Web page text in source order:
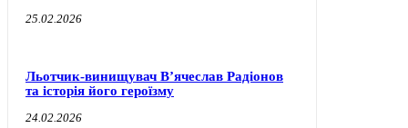
25.02.2026
Льотчик-винищувач В’ячеслав Радіонов
та історія його героїзму
24.02.2026